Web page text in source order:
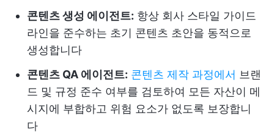
콘텐츠 생성 에이전트: 항상 회사 스타일 가이드
라인을 준수하는 초기 콘텐츠 초안을 동적으로
생성합니다
콘텐츠 QA 에이전트: 콘텐츠 제작 과정에서 브랜
드 및 규정 준수 여부를 검토하여 모든 자산이 메
시지에 부합하고 위험 요소가 없도록 보장합니
다